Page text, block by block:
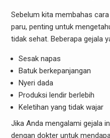
Sebelum kita membahas
paru, penting untuk
tidak sehat. Beberapa gejala
Sesak napas
Batuk berkepanjangan
Nyeri dada
Produksi lendir berlebih
Keletihan yang tidak wajar
Jika Anda mengalami gejala
dengan dokter untuk